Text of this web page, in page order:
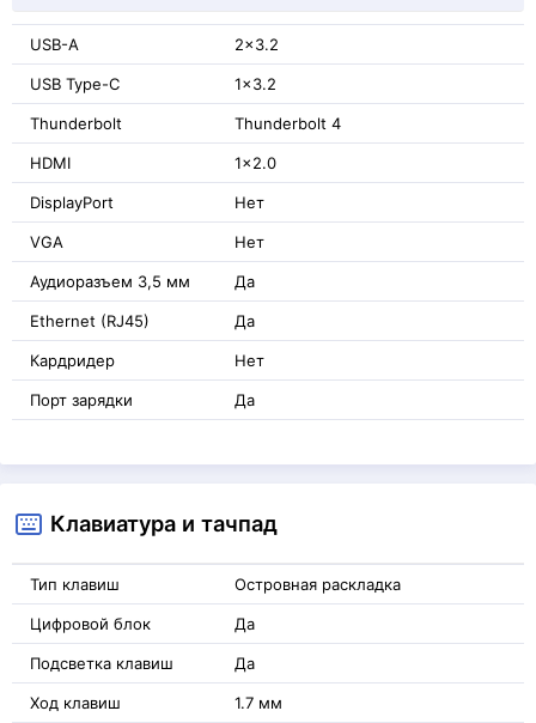
USB-A 2x3.2
USB Type-C 1x3.2
Thunderbolt Thunderbolt 4
HDMI 1x2.0
DisplayPort Нет
VGA Нет
Аудиоразъем 3,5 мм Да
Ethernet (RJ45) Да
Кардридер Нет
Порт зарядки Да
Клавиатура и тачпад
Тип клавиш Островная раскладка
Цифровой блок Да
Подсветка клавиш Да
Ход клавиш 1.7 мм